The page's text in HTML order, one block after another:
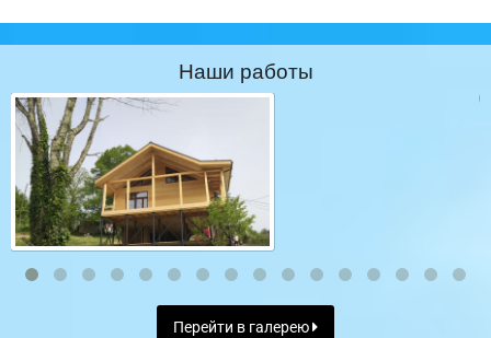
Наши работы
Перейти в галерею